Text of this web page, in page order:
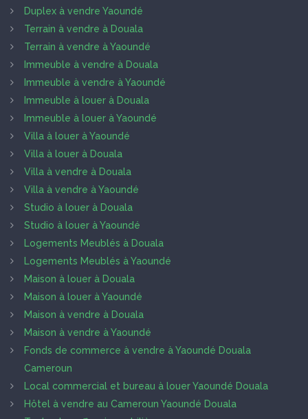
Duplex à vendre Yaoundé
Terrain à vendre à Douala
Terrain à vendre à Yaoundé
Immeuble à vendre à Douala
Immeuble à vendre à Yaoundé
Immeuble à louer à Douala
Immeuble à louer à Yaoundé
Villa à louer à Yaoundé
Villa à louer à Douala
Villa à vendre à Douala
Villa à vendre à Yaoundé
Studio à louer à Douala
Studio à louer à Yaoundé
Logements Meublés à Douala
Logements Meublés à Yaoundé
Maison à louer à Douala
Maison à louer à Yaoundé
Maison à vendre à Douala
Maison à vendre à Yaoundé
Fonds de commerce à vendre à Yaoundé Douala
Cameroun
Local commercial et bureau à louer Yaoundé Douala
Hôtel à vendre au Cameroun Yaoundé Douala